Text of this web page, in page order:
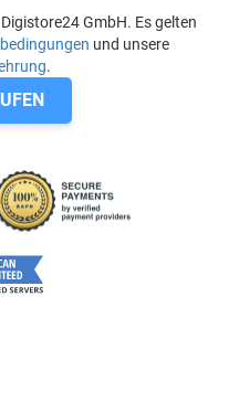
GmbH. Es gelten
und unsere
.